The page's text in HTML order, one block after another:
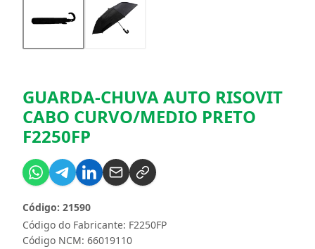
GUARDA-CHUVA AUTO RISOVIT
CABO CURVO/MEDIO PRETO
F2250FP
Código do Fabricante: F2250FP
Código: 21590
Código NCM: 66019110